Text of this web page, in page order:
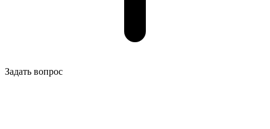
Задать вопрос